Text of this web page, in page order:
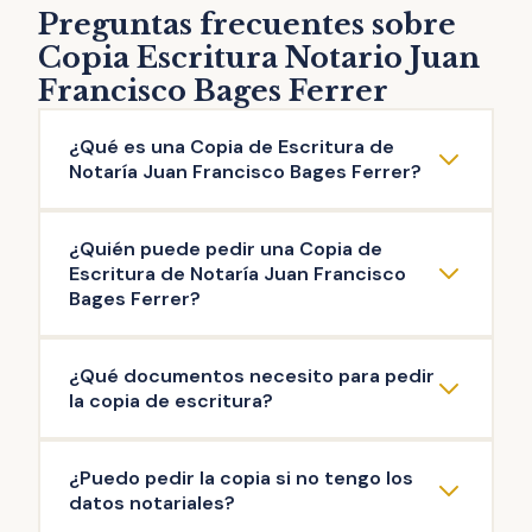
Preguntas frecuentes sobre
Copia Escritura Notario Juan
Francisco Bages Ferrer
¿Qué es una Copia de Escritura de
Notaría Juan Francisco Bages Ferrer?
Francisco Bages Ferrer es una reproducción
literal del contenido de una escritura original
público firmado en esta Notaría: escritura de
compraventa, de hipoteca, testamento,
herencia, poder de representación,
escrituras de operaciones societarias, entre
otras.
¿Quién puede pedir una Copia de
Escritura de Notaría Juan Francisco
Bages Ferrer?
Notaría Juan Francisco Bages Ferrer las
personas que intervinieron en la misma, así
como aquellas que acrediten un interés
legítimo (ej: herederos del propietario). Es el
Notario quien decide si existe interés legítimo
¿Qué documentos necesito para pedir
la copia de escritura?
trámite de copia de escritura de Notaría
Juan Francisco Bages Ferrer es: copia de tu
¿Puedo pedir la copia si no tengo los
datos notariales?